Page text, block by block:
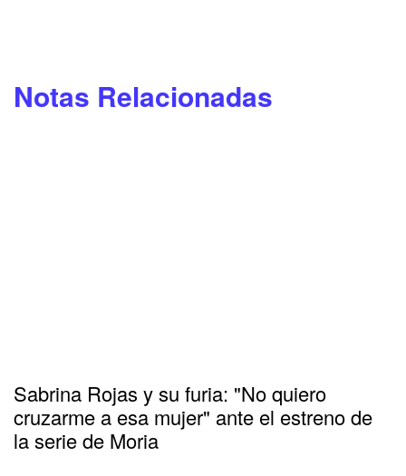
Notas Relacionadas
Sabrina Rojas y su furia: "No quiero
cruzarme a esa mujer" ante el estreno de
la serie de Moria